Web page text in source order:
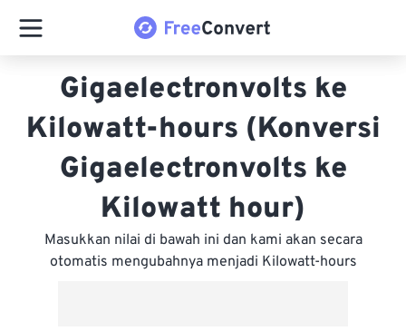
Gigaelectronvolts ke
Kilowatt-hours (Konversi
Gigaelectronvolts ke
Kilowatt hour)
Masukkan nilai di bawah ini dan kami akan secara
otomatis mengubahnya menjadi Kilowatt-hours